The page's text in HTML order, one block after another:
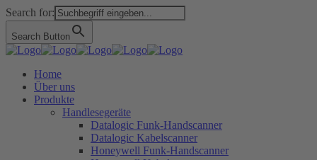
Search for:
Search Button
Home
Über uns
Produkte
Handlesegeräte
Datalogic Funk-Handscanner
Datalogic Kabelscanner
Honeywell Funk-Handscanner